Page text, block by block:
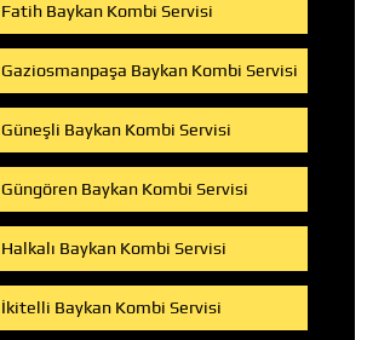
Fatih Baykan Kombi Servisi
Gaziosmanpaşa Baykan Kombi Servisi
Güneşli Baykan Kombi Servisi
Güngören Baykan Kombi Servisi
Halkalı Baykan Kombi Servisi
İkitelli Baykan Kombi Servisi